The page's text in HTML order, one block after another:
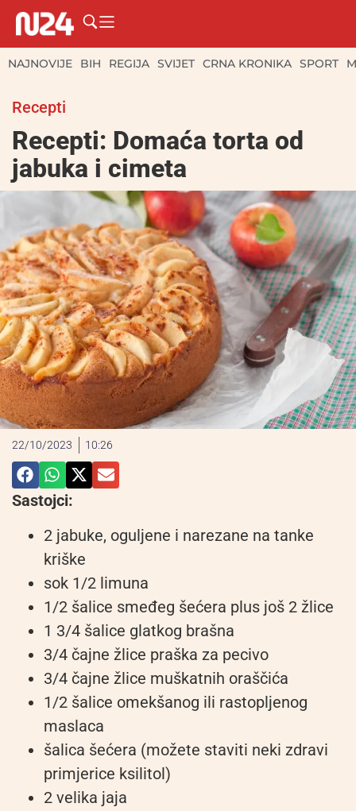
NAJNOVIJE BIH REGIJA SVIJET CRNA KRONIKA SPORT
Recepti
Recepti: Domaća torta od
jabuka i cimeta
22/10/2023 10:26
Sastojci:
2 jabuke, oguljene i narezane na tanke
kriške
sok 1/2 limuna
1/2 šalice smeđeg šećera plus još 2 žlice
1 3/4 šalice glatkog brašna
3/4 čajne žlice praška za pecivo
3/4 čajne žlice muškatnih oraščića
1/2 šalice omekšanog ili rastopljenog
maslaca
šalica šećera (možete staviti neki zdravi
primjerice ksilitol)
2 velika jaja